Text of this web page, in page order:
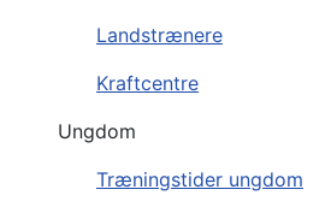
Landstrænere
Kraftcentre
Ungdom
Træningstider ungdom